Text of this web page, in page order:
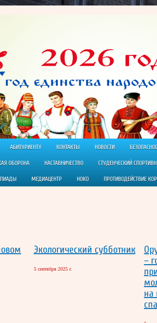
АБИТУРИЕНТУ КОНТАКТЫ НОВОСТИ
ОБОРОНА НАСТАВНИЧЕСТВО СТУДЕНЧЕСКИЙ
МЕДИАЦЕНТР НОКО ПРОТИВОДЕЙСТВИЕ
Экологический субботник
5 сентября 2025 г.
–
на